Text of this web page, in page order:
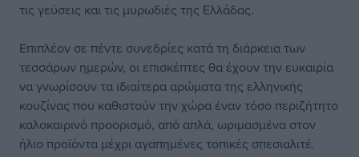
τις γεύσεις και τις μυρωδιές της Ελλάδας.
Επιπλέον σε πέντε συνεδρίες κατά τη διάρκεια των
τεσσάρων ημερών, οι επισκέπτες θα έχουν την ευκαιρία
να γνωρίσουν τα ιδιαίτερα αρώματα της ελληνικής
κουζίνας που καθιστούν την χώρα έναν τόσο περιζήτητο
καλοκαιρινό προορισμό, από απλά, ωριμασμένα στον
ήλιο προϊόντα μέχρι αγαπημένες τοπικές σπεσιαλιτέ.